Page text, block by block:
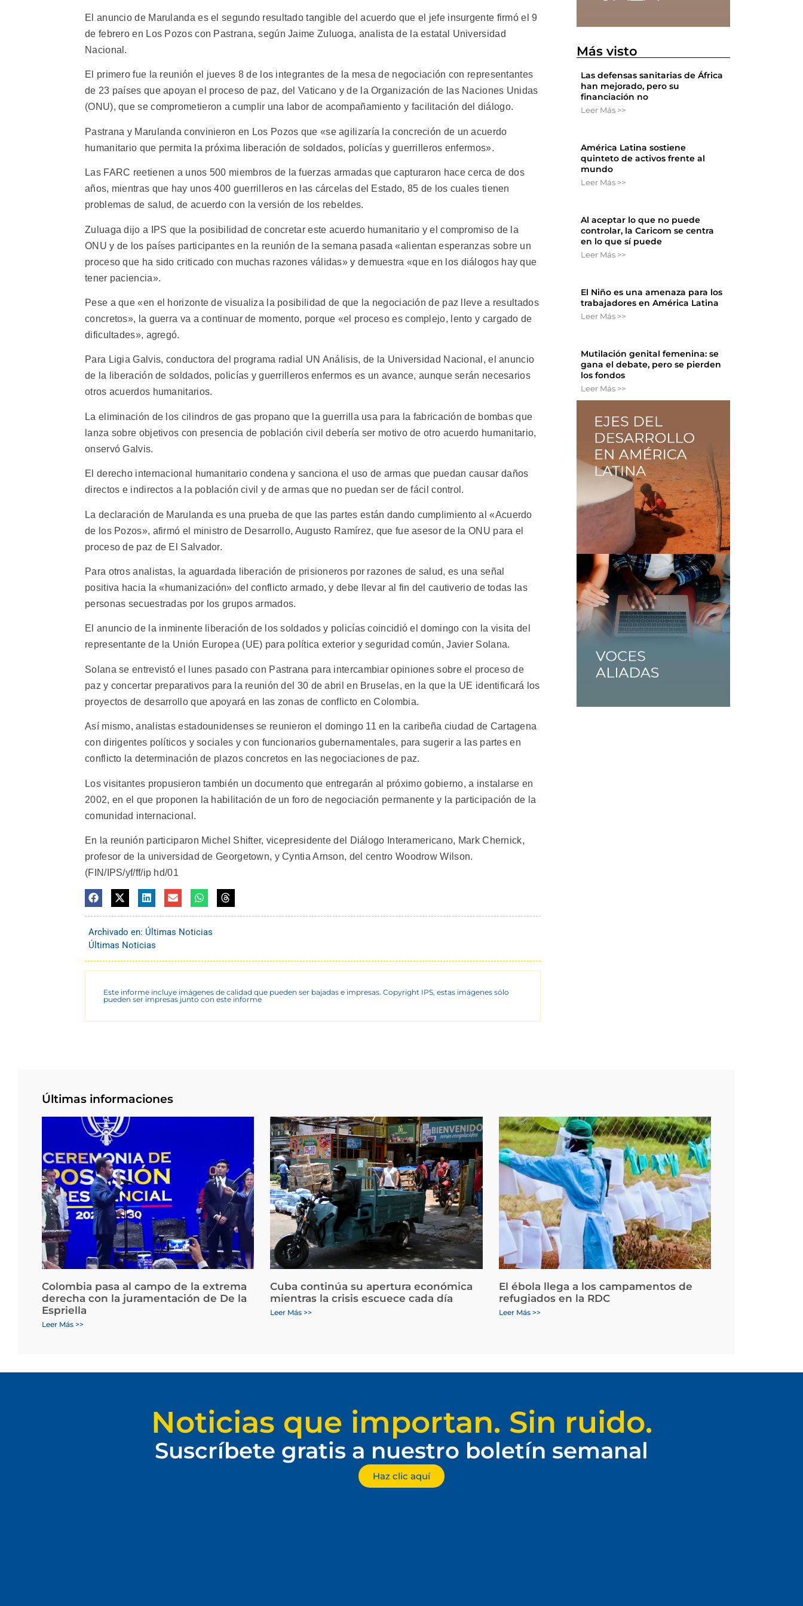
El anuncio de Marulanda es el segundo resultado tangible del acuerdo que el jefe insurgente firmó el 9
de febrero en Los Pozos con Pastrana, según Jaime Zuluoga, analista de la estatal Universidad
Nacional.
El primero fue la reunión el jueves 8 de los integrantes de la mesa de negociación con representantes
de 23 países que apoyan el proceso de paz, del Vaticano y de la Organización de las Naciones Unidas
(ONU), que se comprometieron a cumplir una labor de acompañamiento y facilitación del diálogo.
Pastrana y Marulanda convinieron en Los Pozos que «se agilizaría la concreción de un acuerdo
humanitario que permita la próxima liberación de soldados, policías y guerrilleros enfermos».
Las FARC reetienen a unos 500 miembros de la fuerzas armadas que capturaron hace cerca de dos
años, mientras que hay unos 400 guerrilleros en las cárcelas del Estado, 85 de los cuales tienen
problemas de salud, de acuerdo con la versión de los rebeldes.
Zuluaga dijo a IPS que la posibilidad de concretar este acuerdo humanitario y el compromiso de la
ONU y de los países participantes en la reunión de la semana pasada «alientan esperanzas sobre un
proceso que ha sido criticado con muchas razones válidas» y demuestra «que en los diálogos hay que
tener paciencia».
Pese a que «en el horizonte de visualiza la posibilidad de que la negociación de paz lleve a resultados
concretos», la guerra va a continuar de momento, porque «el proceso es complejo, lento y cargado de
dificultades», agregó.
Para Ligia Galvis, conductora del programa radial UN Análisis, de la Universidad Nacional, el anuncio
de la liberación de soldados, policías y guerrilleros enfermos es un avance, aunque serán necesarios
otros acuerdos humanitarios.
La eliminación de los cilindros de gas propano que la guerrilla usa para la fabricación de bombas que
lanza sobre objetivos con presencia de población civil debería ser motivo de otro acuerdo humanitario,
onservó Galvis.
El derecho internacional humanitario condena y sanciona el uso de armas que puedan causar daños
directos e indirectos a la población civil y de armas que no puedan ser de fácil control.
La declaración de Marulanda es una prueba de que las partes están dando cumplimiento al «Acuerdo
de los Pozos», afirmó el ministro de Desarrollo, Augusto Ramírez, que fue asesor de la ONU para el
proceso de paz de El Salvador.
Para otros analistas, la aguardada liberación de prisioneros por razones de salud, es una señal
positiva hacia la «humanización» del conflicto armado, y debe llevar al fin del cautiverio de todas las
personas secuestradas por los grupos armados.
El anuncio de la inminente liberación de los soldados y policías coincidió el domingo con la visita del
representante de la Unión Europea (UE) para política exterior y seguridad común, Javier Solana.
Solana se entrevistó el lunes pasado con Pastrana para intercambiar opiniones sobre el proceso de
paz y concertar preparativos para la reunión del 30 de abril en Bruselas, en la que la UE identificará los
proyectos de desarrollo que apoyará en las zonas de conflicto en Colombia.
Así mismo, analistas estadounidenses se reunieron el domingo 11 en la caribeña ciudad de Cartagena
con dirigentes políticos y sociales y con funcionarios gubernamentales, para sugerir a las partes en
conflicto la determinación de plazos concretos en las negociaciones de paz.
Los visitantes propusieron también un documento que entregarán al próximo gobierno, a instalarse en
2002, en el que proponen la habilitación de un foro de negociación permanente y la participación de la
comunidad internacional.
En la reunión participaron Michel Shifter, vicepresidente del Diálogo Interamericano, Mark Chernick,
profesor de la universidad de Georgetown, y Cyntia Arnson, del centro Woodrow Wilson.
(FIN/IPS/yf/ff/ip hd/01
Archivado en: Últimas Noticias
Últimas Noticias
Este informe incluye imágenes de calidad que pueden ser bajadas e impresas. Copyright IPS, estas imágenes sólo
pueden ser impresas junto con este informe
Más visto
Las defensas sanitarias de África
han mejorado, pero su
financiación no
Leer Más >>
América Latina sostiene
quinteto de activos frente al
mundo
Leer Más >>
Al aceptar lo que no puede
controlar, la Caricom se centra
en lo que sí puede
Leer Más >>
El Niño es una amenaza para los
trabajadores en América Latina
Leer Más >>
Mutilación genital femenina: se
gana el debate, pero se pierden
los fondos
Leer Más >>
Últimas informaciones
Colombia pasa al campo de la extrema
derecha con la juramentación de De la
Espriella
Leer Más >>
Cuba continúa su apertura económica
mientras la crisis escuece cada día
Leer Más >>
El ébola llega a los campamentos de
refugiados en la RDC
Leer Más >>
Noticias que importan. Sin ruido.
Suscríbete gratis a nuestro boletín semanal
Haz clic aquí